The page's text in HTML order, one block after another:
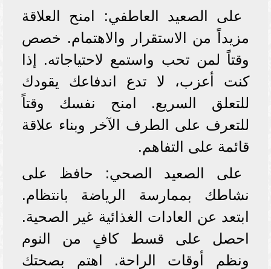
على الصعيد العاطفي: امنح العلاقة
مزيداً من الاستقرار والاهتمام. خصص
وقتاً لمن تحب واستمع لاحتياجاته. إذا
كنت أعزب، لا تدع اندفاعك يقودك
للتعلق السريع. امنح نفسك وقتاً
للتعرف على الطرف الآخر وبناء علاقة
قائمة على التفاهم.
على الصعيد الصحي: حافظ على
نشاطك بممارسة الرياضة بانتظام.
ابتعد عن العادات الغذائية غير الصحية.
احصل على قسط كافٍ من النوم
ونظم أوقات الراحة. اهتم بصحتك